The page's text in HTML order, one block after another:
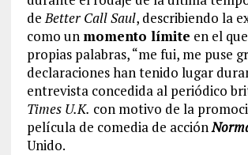
deBetter Call Saul, describiendo la
como un momento límite en el
propias palabras, “me fui, me puse
declaraciones han tenido lugar
entrevista concedida al periódico
Times U.K. con motivo de la
película de comedia de acción
Unido.